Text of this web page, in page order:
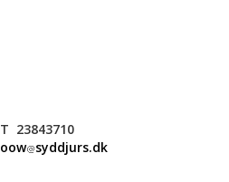
T 23843710
oow syddjurs.dk